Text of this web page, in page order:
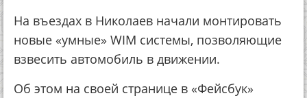
На въездах в Николаев начали монтировать
новые «умные» WIM системы, позволяющие
взвесить автомобиль в движении.
Об этом на своей странице в «Фейсбук»